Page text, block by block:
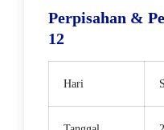
Perpisahan &
12
Hari